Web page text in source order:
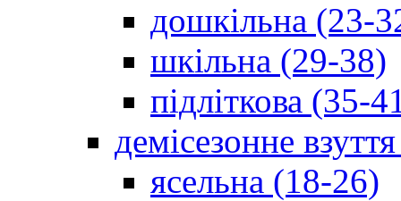
дошкільна (23-
шкільна (29-38)
підліткова (35-
демісезонне
ясельна (18-26)